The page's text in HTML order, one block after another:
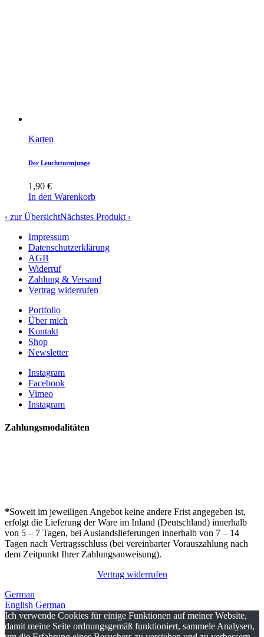
Karten
Der Leuchtturmjunge
1,90 €
In den Warenkorb
‹ zur ÜbersichtNächstes Produkt ›
Impressum
Datenschutzerklärung
AGB
Widerruf
Zahlung & Versand
Vertrag widerrufen
Portfolio
Über mich
Kontakt
Shop
Newsletter
Instagram
Facebook
Vimeo
Instagram
Zahlungsmodalitäten
*Soweit im jeweiligen Angebot keine andere Frist angegeben ist,
erfolgt die Lieferung der Ware im Inland (Deutschland) innerhalb
von 5 – 7 Tagen, bei Auslandslieferungen innerhalb von 7 – 14
Tagen nach Vertragsschluss (bei vereinbarter Vorauszahlung nach
dem Zeitpunkt Ihrer Zahlungsanweisung).
Vertrag widerrufen
German
English German
Ich verwende Cookies für einige Funktionen auf meiner Website,
damit meine Seite ordnungsgemäß funktioniert, sammele Analysen,